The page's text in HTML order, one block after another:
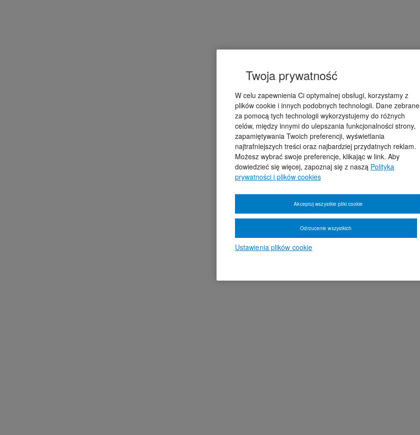
Twoja prywatność
W celu zapewnienia Ci optymalnej obsługi, korzystamy z
plików cookie i innych podobnych technologii. Dane zebrane
za pomocą tych technologii wykorzystujemy do różnych
celów, między innymi do ulepszania funkcjonalności strony,
zapamiętywania Twoich preferencji, wyświetlania
najtrafniejszych treści oraz najbardziej przydatnych reklam.
Możesz wybrać swoje preferencje, klikając w link. Aby
dowiedzieć się więcej, zapoznaj się z naszą Polityką
prywatności i plików cookies
Ustawienia plików cookie
Odrzucenie wszystkich
Akceptuj wszystkie pliki cookie